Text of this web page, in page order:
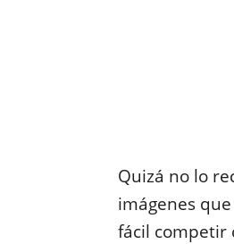
Quizá no lo
imágenes
fácil competir